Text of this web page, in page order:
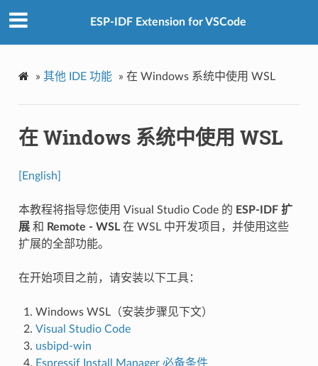
ESP-IDF Extension for VSCode
» 其他 IDE 功能 » 在 Windows 系统中使用 WSL
在 Windows 系统中使用 WSL
[English]
本教程将指导您使用 Visual Studio Code 的 ESP-IDF 扩
展和 Remote - WSL在 WSL 中开发项目，并使用这些
扩展的全部功能。
在开始项目之前，请安装以下工具：
Windows WSL（安装步骤见下文）
Visual Studio Code
usbipd-win
Espressif Install Manager 必备条件